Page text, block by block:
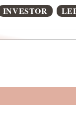
INVESTOR
på